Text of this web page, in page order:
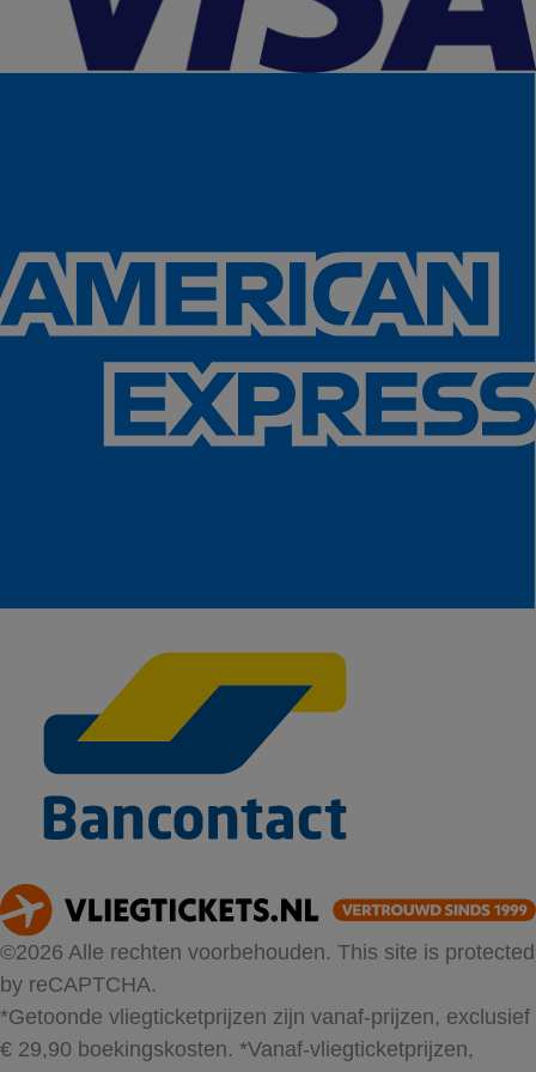
©2026 Alle rechten voorbehouden. This site is protected
by reCAPTCHA.
*Getoonde vliegticketprijzen zijn vanaf-prijzen, exclusief
€ 29,90 boekingskosten. *Vanaf-vliegticketprijzen,